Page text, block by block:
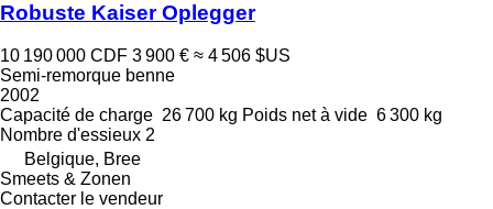
Robuste Kaiser Oplegger
10 190 000 CDF 3 900 € ≈ 4 506 $US
Semi-remorque benne
2002
Capacité de charge 26 700 kg Poids net à vide 6 300 kg
Nombre d'essieux 2
Belgique, Bree
Smeets & Zonen
Contacter le vendeur